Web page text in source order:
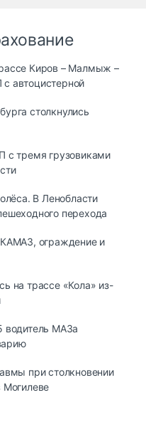
Киров – Малмыж –
автоцистерной
столкнулись
с тремя грузовиками
В Ленобласти
перехода
ограждение и
на трассе «Кола» из-
водитель МАЗа
при столкновении
Могилеве